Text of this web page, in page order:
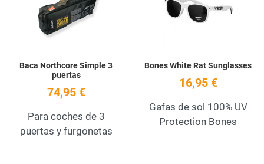
Quick View
Baca Northcore Simple 3
puertas
74,95 €
Para coches de 3
puertas y furgonetas
Bones White Rat Sunglasses
16,95 €
Gafas de sol 100% UV
Protection Bones